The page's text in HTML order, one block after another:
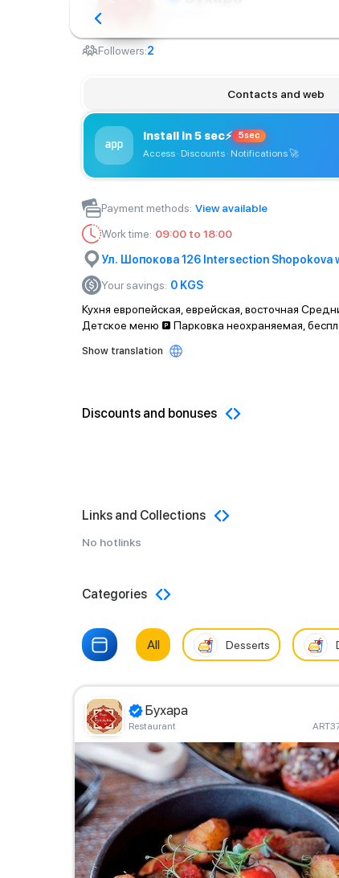
Followers:2
Contacts and web
Install in 5 sec⚡ 5sec
Access · Discounts · Notifications🚀
Payment methods: View available
Work time: 09:00 to 18:00
Ул. Шопокова 126 Intersection Shopokova
Your savings: 0 KGS
Кухня европейская, еврейская, восточная
Детское меню 🅿️ Парковка неохраняемая,
Show translation
Discounts and bonuses
Links and Collections
No hotlinks
Categories
All Desserts
Бухара
Restaurant